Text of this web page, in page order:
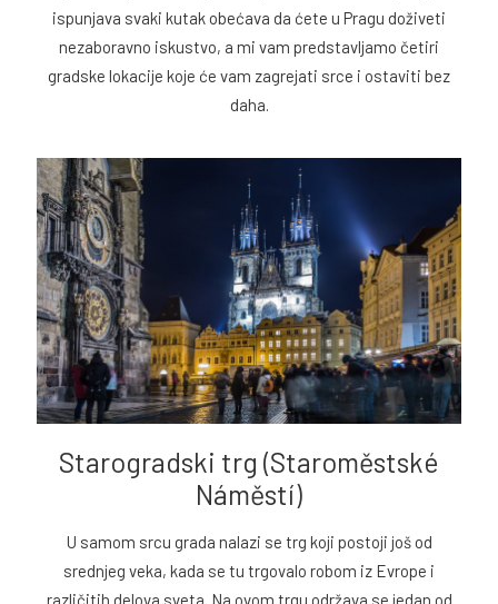
ispunjava svaki kutak obećava da ćete u Pragu doživeti
nezaboravno iskustvo, a mi vam predstavljamo četiri
gradske lokacije koje će vam zagrejati srce i ostaviti bez
daha.
Starogradski trg (Staroměstské
Náměstí)
U samom srcu grada nalazi se trg koji postoji još od
srednjeg veka, kada se tu trgovalo robom iz Evrope i
različitih delova sveta. Na ovom trgu održava se jedan od